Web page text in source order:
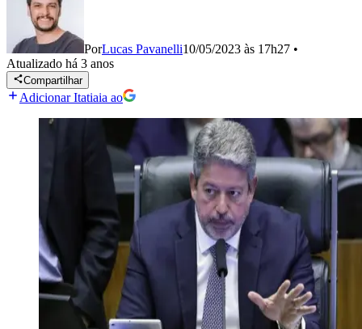
PorLucas Pavanelli10/05/2023 às 17h27 •
Atualizado há 3 anos
Compartilhar
Adicionar Itatiaia ao